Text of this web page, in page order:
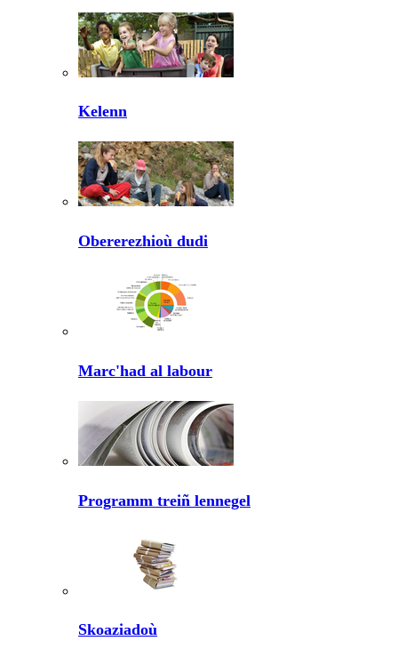
Kelenn
Obererezhioù dudi
Marc'had al labour
Programm treiñ lennegel
Skoaziadoù